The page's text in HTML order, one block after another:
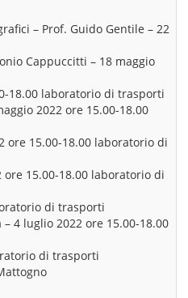
– Prof. Guido Gentile – 22
Cappuccitti – 18 maggio
18.00 laboratorio di trasporti
2022 ore 15.00-18.00
ore 15.00-18.00 laboratorio di
ore 15.00-18.00 laboratorio di
di trasporti
4 luglio 2022 ore 15.00-18.00
di trasporti